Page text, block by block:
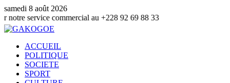
samedi 8 août 2026
commercial au +228 92 69 88 33
ACCUEIL
POLITIQUE
SOCIETE
SPORT